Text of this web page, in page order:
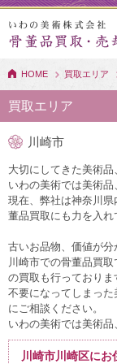
HOME 買取エリア
買取エリア
川崎市
大切にしてきた美術
いわの美術では美術品
現在、弊社は神奈川
董品買取にも力を入れ
古いお品物、価値が
川崎市での骨董品買
の買取も行っておりま
不要になってしまっ
にご相談ください。
いわの美術では美術品
川崎市川崎区に